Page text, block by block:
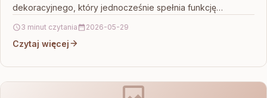
dekoracyjnego, który jednocześnie spełnia funkcję
3 minut czytania 2026-05-29
Czytaj więcej